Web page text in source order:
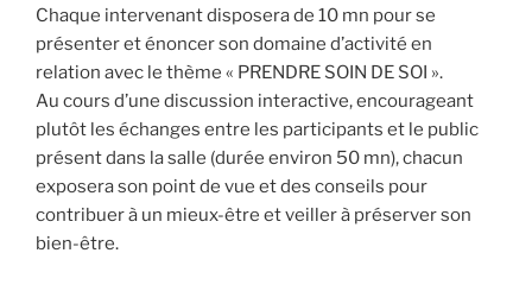
Chaque intervenant disposera de 10 mn pour se
présenter et énoncer son domaine d’activité en
relation avec le thème « PRENDRE SOIN DE SOI ».
Au cours d’une discussion interactive, encourageant
plutôt les échanges entre les participants et le public
présent dans la salle (durée environ 50 mn), chacun
exposera son point de vue et des conseils pour
contribuer à un mieux-être et veiller à préserver son
bien-être.